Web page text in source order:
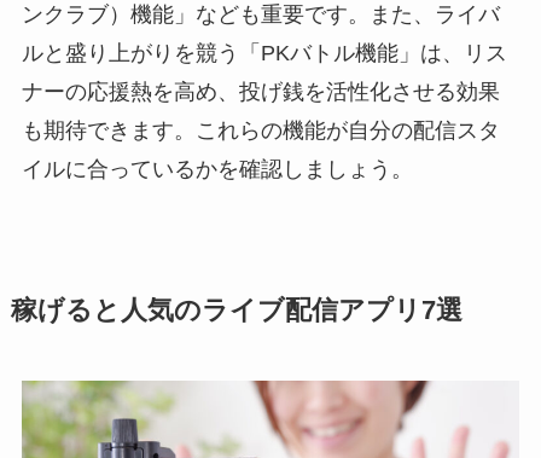
ンクラブ）機能」なども重要です。また、ライバ
ルと盛り上がりを競う「PKバトル機能」は、リス
ナーの応援熱を高め、投げ銭を活性化させる効果
も期待できます。これらの機能が自分の配信スタ
イルに合っているかを確認しましょう。
稼げると人気のライブ配信アプリ7選